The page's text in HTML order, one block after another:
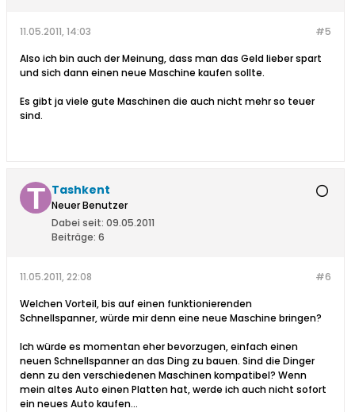
#5
11.05.2011, 14:03
Also ich bin auch der Meinung, dass man das Geld lieber spart
und sich dann einen neue Maschine kaufen sollte.
Es gibt ja viele gute Maschinen die auch nicht mehr so teuer
sind.
Tashkent
Neuer Benutzer
Dabei seit: 09.05.2011
Beiträge: 6
#6
11.05.2011, 22:08
Welchen Vorteil, bis auf einen funktionierenden
Schnellspanner, würde mir denn eine neue Maschine bringen?
Ich würde es momentan eher bevorzugen, einfach einen
neuen Schnellspanner an das Ding zu bauen. Sind die Dinger
denn zu den verschiedenen Maschinen kompatibel? Wenn
mein altes Auto einen Platten hat, werde ich auch nicht sofort
ein neues Auto kaufen...